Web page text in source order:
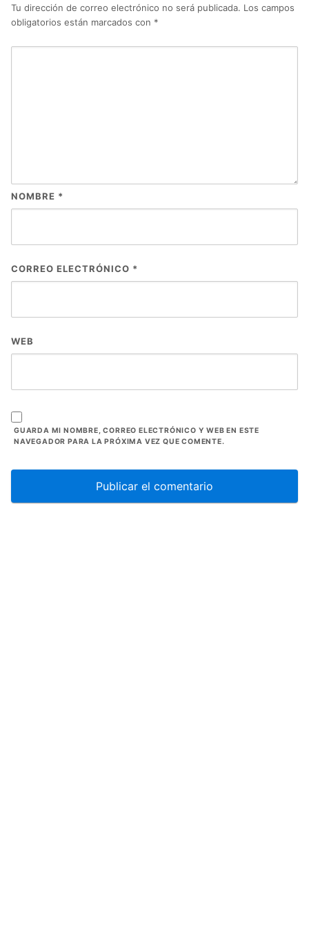
Tu dirección de correo electrónico no será publicada. Los campos
obligatorios están marcados con *
NOMBRE *
CORREO ELECTRÓNICO *
WEB
GUARDA MI NOMBRE, CORREO ELECTRÓNICO Y WEB EN ESTE
NAVEGADOR PARA LA PRÓXIMA VEZ QUE COMENTE.